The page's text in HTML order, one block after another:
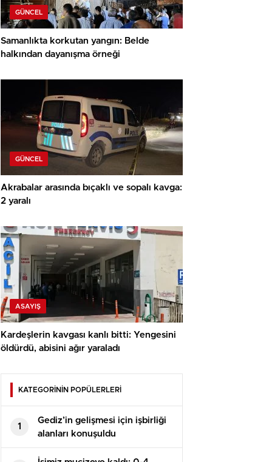
GÜNCEL
Samanlıkta korkutan yangın: Belde
halkından dayanışma örneği
GÜNCEL
Akrabalar arasında bıçaklı ve sopalı kavga:
2 yaralı
ASAYIŞ
Kardeşlerin kavgası kanlı bitti: Yengesini
öldürdü, abisini ağır yaraladı
KATEGORİNİN POPÜLERLERİ
1
Gediz’in gelişmesi için işbirliği
alanları konuşuldu